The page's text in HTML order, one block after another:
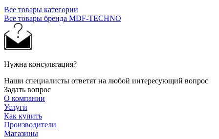
Все товары категории
Все товары бренда MDF-TECHNO
Нужна консультация?
Наши специалисты ответят на любой интересующий вопрос
Задать вопрос
О компании
Услуги
Как купить
Производители
Магазины